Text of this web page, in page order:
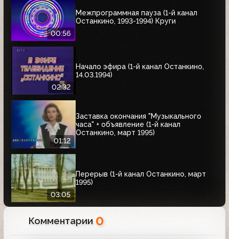
00:56
Межпрограммная пауза (1-й канал
Останкино, 1993-1994) Круги
02:32
Начало эфира (1-й канал Останкино,
14.03.1994)
01:12
Заставка окончания "Музыкального
часа" + объявление (1-й канал
Останкино, март 1995)
03:05
Перерыв (1-й канал Останкино, март
1995)
Комментарии 0